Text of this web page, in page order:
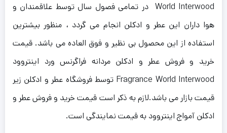
World Interwood در تمامی فصول سال توسط علاقمندان و
هوا داران این عطر و ادکلن انجام می گردد ، منظور بیشترین
استفاده از این محصول بی نظیر و فوق العاده می باشد. قیمت
خرید و فروش عطر و ادکلن مردانه فراگرنس ورد اینتروود
Fragrance World Interwood توسط فروشگاه عطر و ادکلن زیر
قیمت بازار می باشد.لازم به ذکر است قیمت خرید و فروش عطر و
ادکلن آمواج اینتروود به قیمت نمایندگی است.